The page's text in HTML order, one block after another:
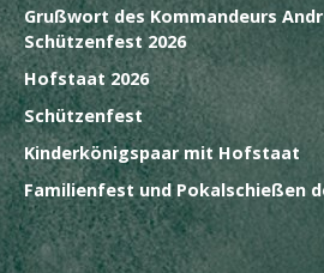
Grußwort des Kommandeurs
Schützenfest 2026
Hofstaat 2026
Schützenfest
Kinderkönigspaar mit Hofstaat
Familienfest und Pokalschießen